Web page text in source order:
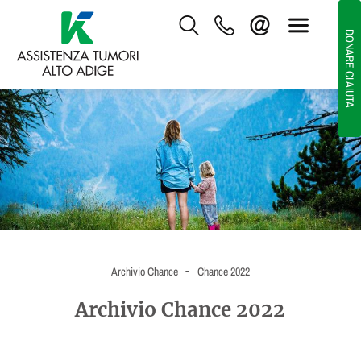
DONARE CI AIUTA
Archivio Chance - Chance 2022
Archivio Chance 2022